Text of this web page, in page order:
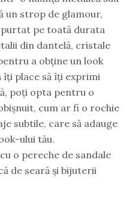
un strop de glamour,
purtat pe toată durata
din dantelă, cristale
a obține un look
place să îți exprimi
poți opta pentru o
cum ar fi o rochie
subtile, care să adauge
ului tău.
o pereche de sandale
de seară și bijuterii